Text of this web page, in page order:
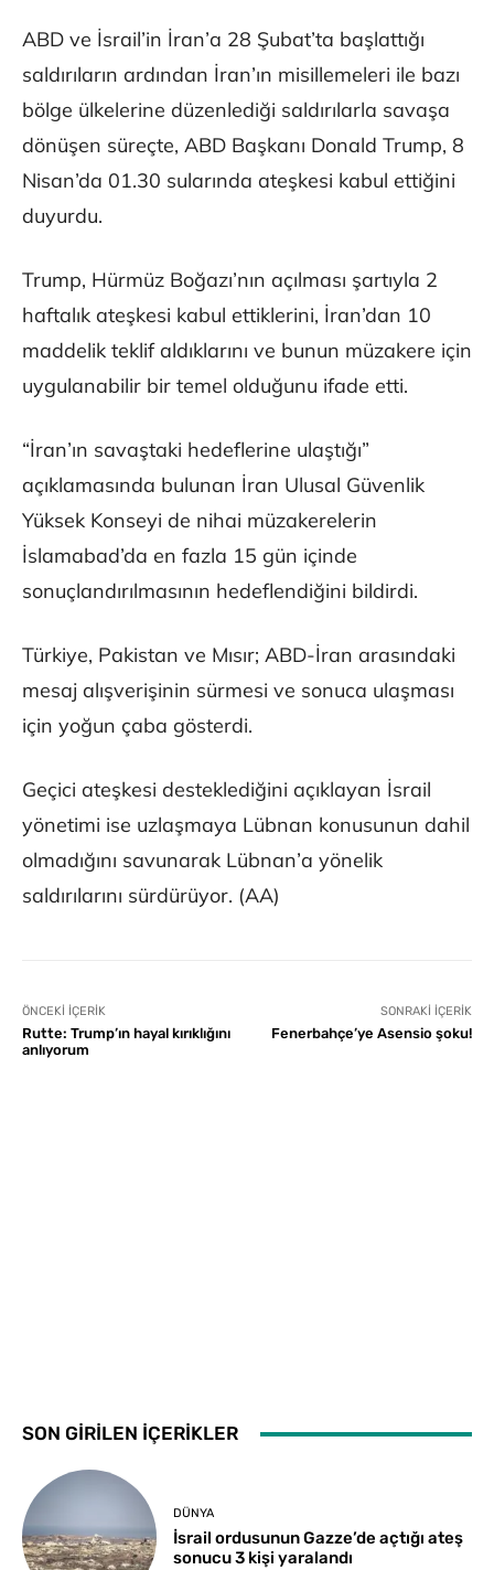
ABD ve İsrail’in İran’a 28 Şubat’ta başlattığı
saldırıların ardından İran’ın misillemeleri ile bazı
bölge ülkelerine düzenlediği saldırılarla savaşa
dönüşen süreçte, ABD Başkanı Donald Trump, 8
Nisan’da 01.30 sularında ateşkesi kabul ettiğini
duyurdu.
Trump, Hürmüz Boğazı’nın açılması şartıyla 2
haftalık ateşkesi kabul ettiklerini, İran’dan 10
maddelik teklif aldıklarını ve bunun müzakere için
uygulanabilir bir temel olduğunu ifade etti.
“İran’ın savaştaki hedeflerine ulaştığı”
açıklamasında bulunan İran Ulusal Güvenlik
Yüksek Konseyi de nihai müzakerelerin
İslamabad’da en fazla 15 gün içinde
sonuçlandırılmasının hedeflendiğini bildirdi.
Türkiye, Pakistan ve Mısır; ABD-İran arasındaki
mesaj alışverişinin sürmesi ve sonuca ulaşması
için yoğun çaba gösterdi.
Geçici ateşkesi desteklediğini açıklayan İsrail
yönetimi ise uzlaşmaya Lübnan konusunun dahil
olmadığını savunarak Lübnan’a yönelik
saldırılarını sürdürüyor. (AA)
ÖNCEKI İÇERIK
Rutte: Trump’ın hayal kırıklığını
anlıyorum
SONRAKI İÇERIK
Fenerbahçe’ye Asensio şoku!
SON GİRİLEN İÇERİKLER
DÜNYA
İsrail ordusunun Gazze’de açtığı ateş
sonucu 3 kişi yaralandı